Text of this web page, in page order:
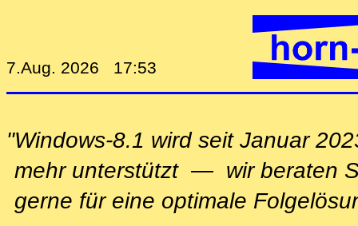
7.Aug. 2026 17:53
"Windows-8.1 wird seit Januar
mehr unterstützt — wir beraten
gerne für eine optimale